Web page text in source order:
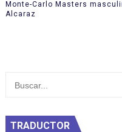
Monte-Carlo Masters
Alcaraz
TRADUCTOR